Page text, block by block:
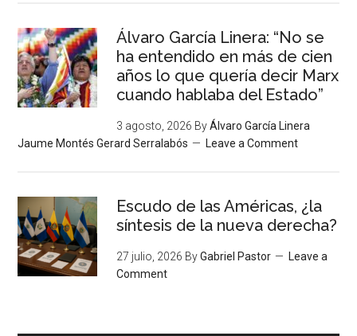
Álvaro García Linera: “No se
ha entendido en más de cien
años lo que quería decir Marx
cuando hablaba del Estado”
3 agosto, 2026 ByÁlvaro García Linera
Jaume Montés Gerard Serralabós
Leave a Comment
Escudo de las Américas, ¿la
síntesis de la nueva derecha?
27 julio, 2026 ByGabriel Pastor
Leave a
Comment